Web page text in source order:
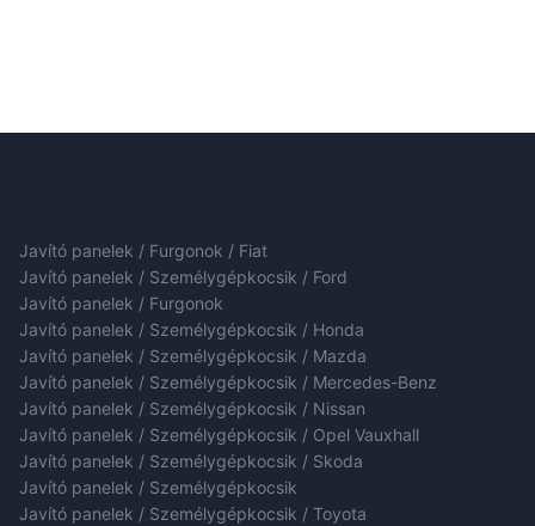
Javító panelek / Furgonok / Fiat
Javító panelek / Személygépkocsik / Ford
Javító panelek / Furgonok
Javító panelek / Személygépkocsik / Honda
Javító panelek / Személygépkocsik / Mazda
Javító panelek / Személygépkocsik / Mercedes-Benz
Javító panelek / Személygépkocsik / Nissan
Javító panelek / Személygépkocsik / Opel Vauxhall
Javító panelek / Személygépkocsik / Skoda
Javító panelek / Személygépkocsik
Javító panelek / Személygépkocsik / Toyota